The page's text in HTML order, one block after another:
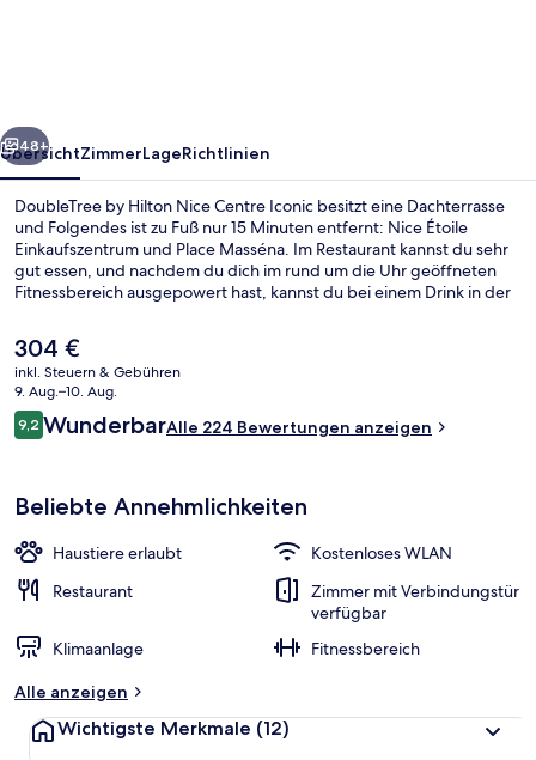
Weiter
48+
ÜbersichtZimmerLageRichtlinien
DoubleTree by Hilton Nice Centre Iconic besitzt eine Dachterrasse
und Folgendes ist zu Fuß nur 15 Minuten entfernt: Nice Étoile
Einkaufszentrum und Place Masséna. Im Restaurant kannst du sehr
gut essen, und nachdem du dich im rund um die Uhr geöffneten
Fitnessbereich ausgepowert hast, kannst du bei einem Drink in der
dem Auto nur 5 Minuten entfernt: Promenade des Anglais und
Hôtel Negresco. Die Unterkunft ist nur einen kurzen Fußmarsch von
den öffentlichen Verkehrsmitteln entfernt: Zur U-Bahn läuft man 3
Minuten (S-Bahn-Station Gare Thiers) bzw. 7 Minuten (S-Bahn-
Station Libération).
Der
aktuelle
Preis
beträgt
304 €.
304 €
inkl. Steuern & Gebühren
9. Aug.–10. Aug.
Bewertungen
9,29,2 von 10.
WunderbarAlle 224 Bewertungen anzeigen
Beliebte Annehmlichkeiten
Haustiere erlaubt
Kostenloses WLAN
Restaurant
Zimmer mit Verbindungstür
verfügbar
Klimaanlage
Fitnessbereich
Alle anzeigen
Wichtigste Merkmale (12)